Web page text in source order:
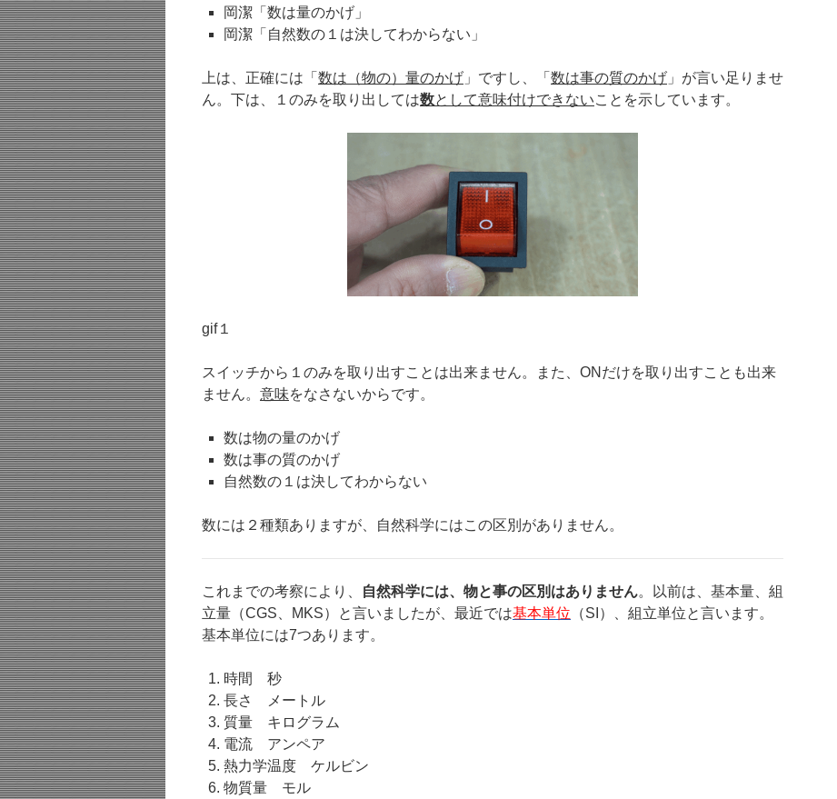
岡潔「数は量のかげ」
岡潔「自然数の１は決してわからない」
上は、正確には「 数は（物の）量のかげ 」ですし、「 数は事の質のかげ 」が言い足りませ
ん。下は、１のみを取り出しては数として意味付けできないことを示しています。
gif１
スイッチから１のみを取り出すことは出来ません。また、ONだけを取り出すことも出来
ません。 意味をなさないからです。
数は物の量のかげ
数は事の質のかげ
自然数の１は決してわからない
数には２種類ありますが、自然科学にはこの区別がありません。
これまでの考察により、 自然科学には、物と事の区別はありません。以前は、基本量、組
立量（CGS、MKS）と言いましたが、最近では基本単位 （SI）、組立単位と言います。
基本単位には7つあります。
時間 秒
長さ メートル
質量 キログラム
電流 アンペア
熱力学温度 ケルビン
物質量 モル